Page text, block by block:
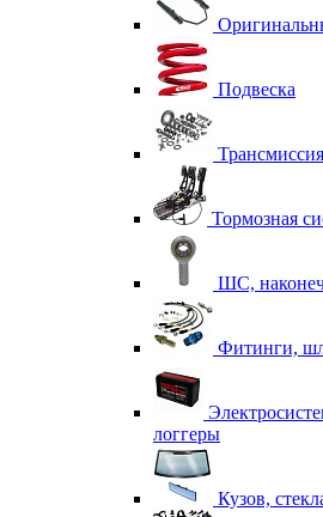
Подвеска
Трансмиссия
Тормозная
ШС,
Фитинги,
логгеры
Кузов,